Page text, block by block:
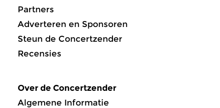
Partners
Adverteren en Sponsoren
Steun de Concertzender
Recensies
Over de Concertzender
Algemene Informatie